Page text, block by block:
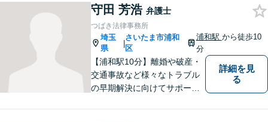
ることがあれば、ぜひお手伝
いさせてください。【平日21
時まで対応可】
守田 芳浩 弁護士
つばき法律事務所
埼玉
県
|
さいたま市浦和
区
浦和駅 から徒歩10
分
【浦和駅10分】離婚や破産・
交通事故など様々なトラブル
の早期解決に向けてサポート
詳細を見
る